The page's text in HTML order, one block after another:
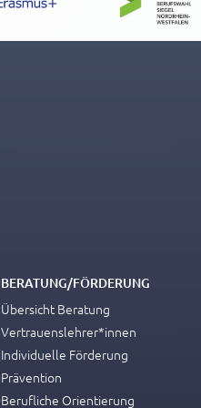
BERATUNG/FÖRDERUNG
Übersicht Beratung
Vertrauenslehrer*innen
Individuelle Förderung
Prävention
Berufliche Orientierung